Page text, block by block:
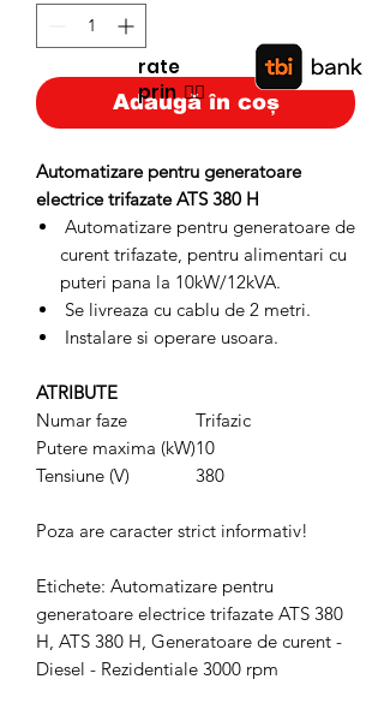
Adaugă în coș
Automatizare pentru generatoare
electrice trifazate ATS 380 H
Automatizare pentru generatoare de
curent trifazate, pentru alimentari cu
puteri pana la 10kW/12kVA.
Se livreaza cu cablu de 2 metri.
Instalare si operare usoara.
ATRIBUTE
Numar faze
Trifazic
Putere maxima (kW)10
Tensiune (V)
380
Poza are caracter strict informativ!
Etichete: Automatizare pentru
generatoare electrice trifazate ATS 380
H, ATS 380 H, Generatoare de curent -
Diesel - Rezidentiale 3000 rpm
rate
prin👉🏿